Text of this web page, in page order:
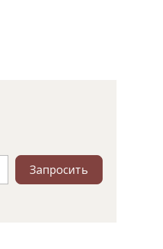
Запросить